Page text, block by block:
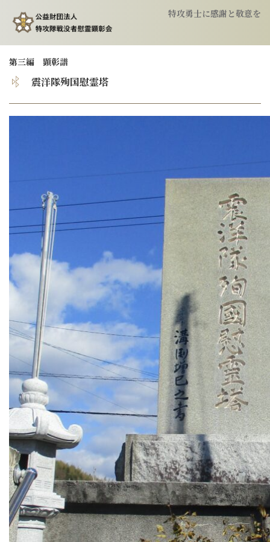
特攻勇士に感謝と敬意を
トップ
顕彰会について
特攻像の奉納
入会・各種お申
第三編 顕彰譜
震洋隊殉国慰霊塔